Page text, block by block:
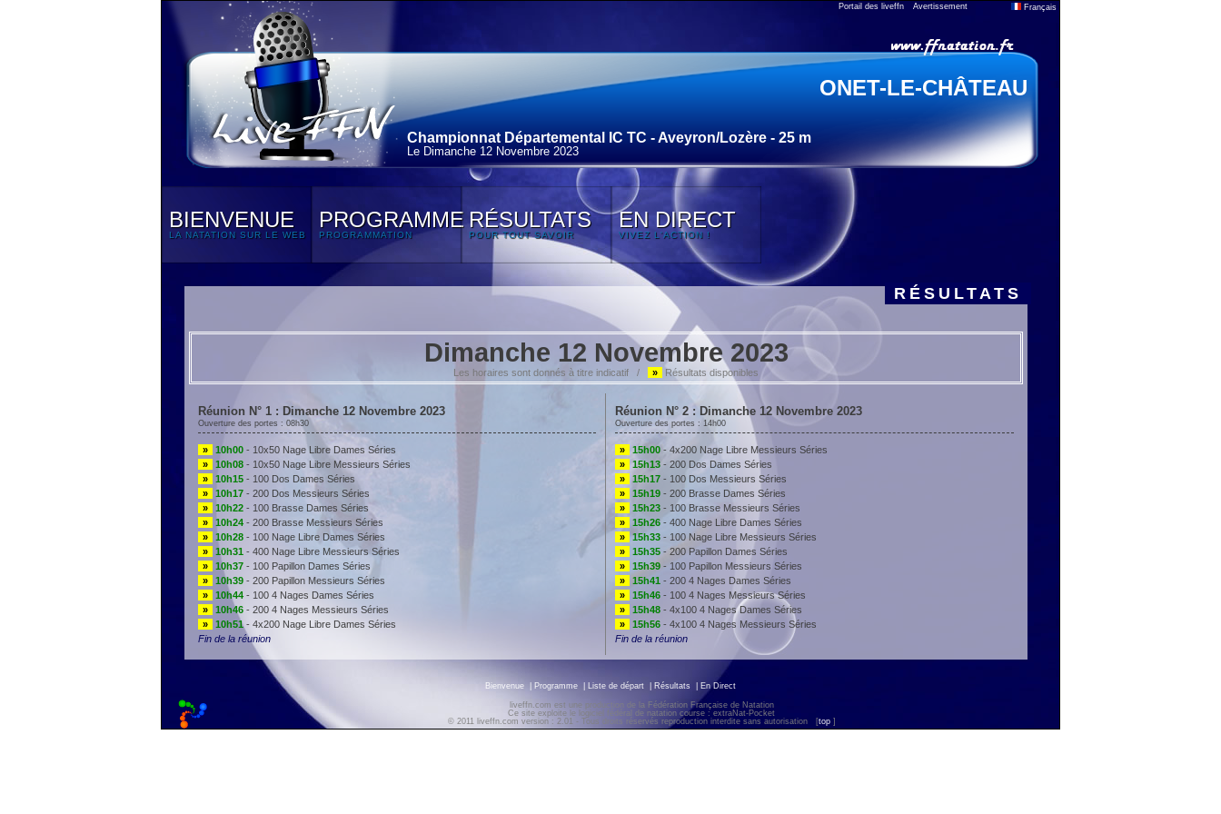
Portail des liveffn Avertissement Français
ONET-LE-CHÂTEAU
Championnat Départemental IC TC - Aveyron/Lozère - 25 m
Le Dimanche 12 Novembre 2023
BIENVENUE
LA NATATION SUR LE WEB
PROGRAMME
PROGRAMMATION
RÉSULTATS
POUR TOUT SAVOIR
EN DIRECT
VIVEZ L'ACTION !
RÉSULTATS
Dimanche 12 Novembre 2023
Les horaires sont donnés à titre indicatif / » Résultats disponibles
Réunion N° 1 : Dimanche 12 Novembre 2023
Ouverture des portes : 08h30
» 10h00 - 10x50 Nage Libre Dames Séries
»
10h08 - 10x50 Nage Libre Messieurs Séries
»
10h15 - 100 Dos Dames Séries
»
10h17 - 200 Dos Messieurs Séries
»
10h22 - 100 Brasse Dames Séries
»
10h24 - 200 Brasse Messieurs Séries
»
10h28 - 100 Nage Libre Dames Séries
»
10h31 - 400 Nage Libre Messieurs Séries
»
10h37 - 100 Papillon Dames Séries
»
10h39 - 200 Papillon Messieurs Séries
»
10h44 - 100 4 Nages Dames Séries
»
10h46 - 200 4 Nages Messieurs Séries
»
10h51 - 4x200 Nage Libre Dames Séries
Fin de la réunion
Réunion N° 2 : Dimanche 12 Novembre 2023
Ouverture des portes : 14h00
» 15h00 - 4x200 Nage Libre Messieurs Séries
»
15h13 - 200 Dos Dames Séries
»
15h17 - 100 Dos Messieurs Séries
»
15h19 - 200 Brasse Dames Séries
»
15h23 - 100 Brasse Messieurs Séries
»
15h26 - 400 Nage Libre Dames Séries
»
15h33 - 100 Nage Libre Messieurs Séries
»
15h35 - 200 Papillon Dames Séries
»
15h39 - 100 Papillon Messieurs Séries
»
15h41 - 200 4 Nages Dames Séries
»
15h46 - 100 4 Nages Messieurs Séries
»
15h48 - 4x100 4 Nages Dames Séries
»
15h56 - 4x100 4 Nages Messieurs Séries
Fin de la réunion
Bienvenue Programme Liste de départ Résultats En Direct
liveffn.com est une production de la Fédération Française de Natation
Ce site exploite le logiciel fédéral de natation course : extraNat-Pocket
© 2011 liveffn.com version : 2.01 - Tous droits réservés reproduction interdite sans autorisation
[top ]